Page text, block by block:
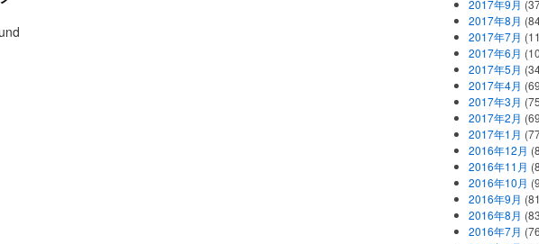
2017年9月
2017年8月
2017年7月
2017年6月
2017年5月
2017年4月
2017年3月
2017年2月
2017年1月
2016年12月
2016年11月
2016年10月
2016年9月
2016年8月
2016年7月